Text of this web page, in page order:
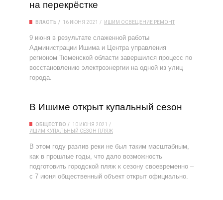
на перекрёстке
ВЛАСТЬ 16 ИЮНЯ 2021 ИШИМ ОСВЕЩЕНИЕ РЕМОНТ
9 июня в результате слаженной работы
Администрации Ишима и Центра управления
регионом Тюменской области завершился процесс по
восстановлению электроэнергии на одной из улиц
города.
В Ишиме открыт купальный сезон
ОБЩЕСТВО
10 ИЮНЯ 2021
ИШИМ КУПАЛЬНЫЙ СЕЗОН ПЛЯЖ
В этом году разлив реки не был таким масштабным,
как в прошлые годы, что дало возможность
подготовить городской пляж к сезону своевременно –
с 7 июня общественный объект открыт официально.